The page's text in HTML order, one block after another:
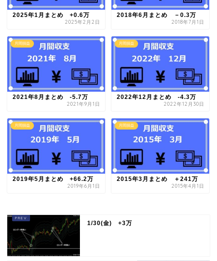
2025年1月まとめ +0.6万
2025年2月2日
2018年6月まとめ －0.3万
2018年7月1日
月間損益
2021年8月まとめ -5.7万
2021年9月1日
月間損益
2022年12月まとめ -4.3万
2022年12月30日
月間損益
2019年5月まとめ +66.2万
2019年6月1日
月間損益
2015年3月まとめ ＋241万
2015年4月1日
1/30(金) +3万